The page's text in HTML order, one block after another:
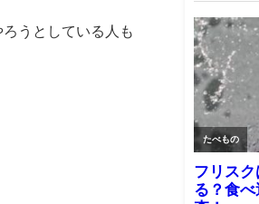
うとしている人も